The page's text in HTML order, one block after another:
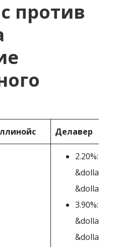
против
Делавер
2.20%:
3.90%: